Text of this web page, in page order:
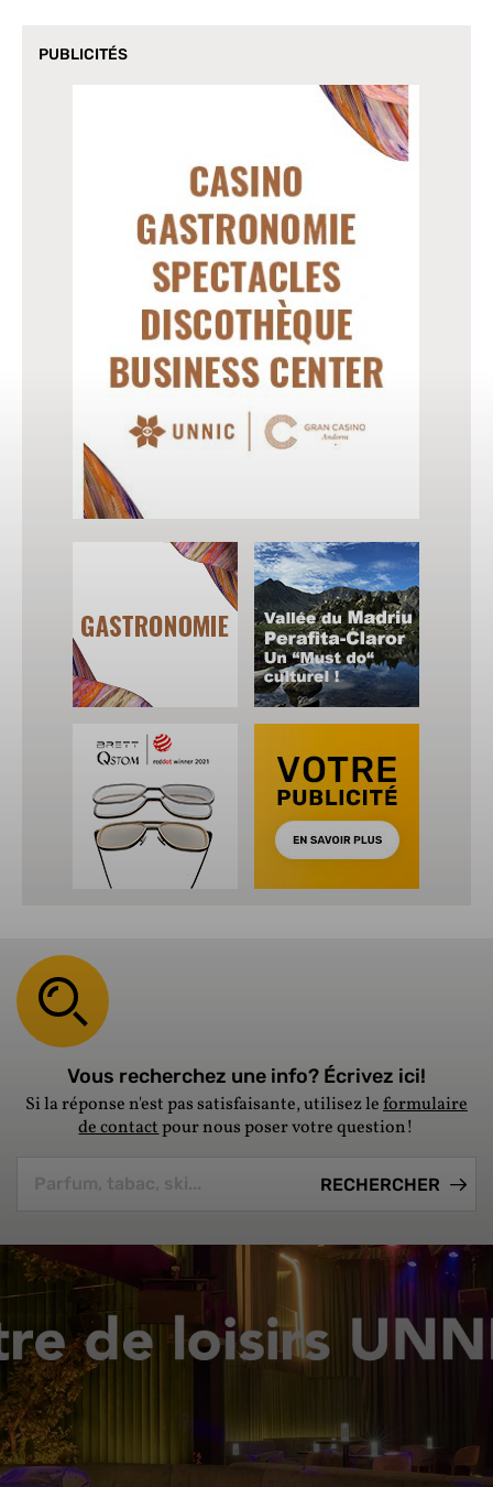
PUBLICITÉS
Vous recherchez une info? Écrivez ici!
Si la réponse n'est pas satisfaisante, utilisez leformulaire
de contactpour nous poser votre question!